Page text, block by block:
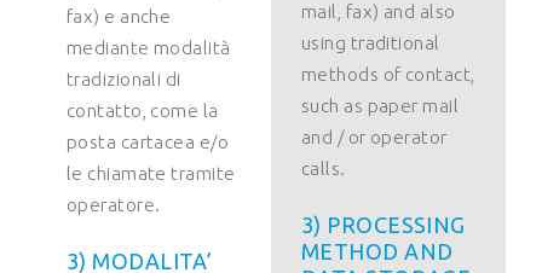
fax) e anche
mediante modalità
tradizionali di
contatto, come la
posta cartacea e/o
le chiamate tramite
operatore.
3) MODALITA’
mail, fax) and also
using traditional
methods of contact,
such as paper mail
and / or operator
calls.
3) PROCESSING
METHOD AND